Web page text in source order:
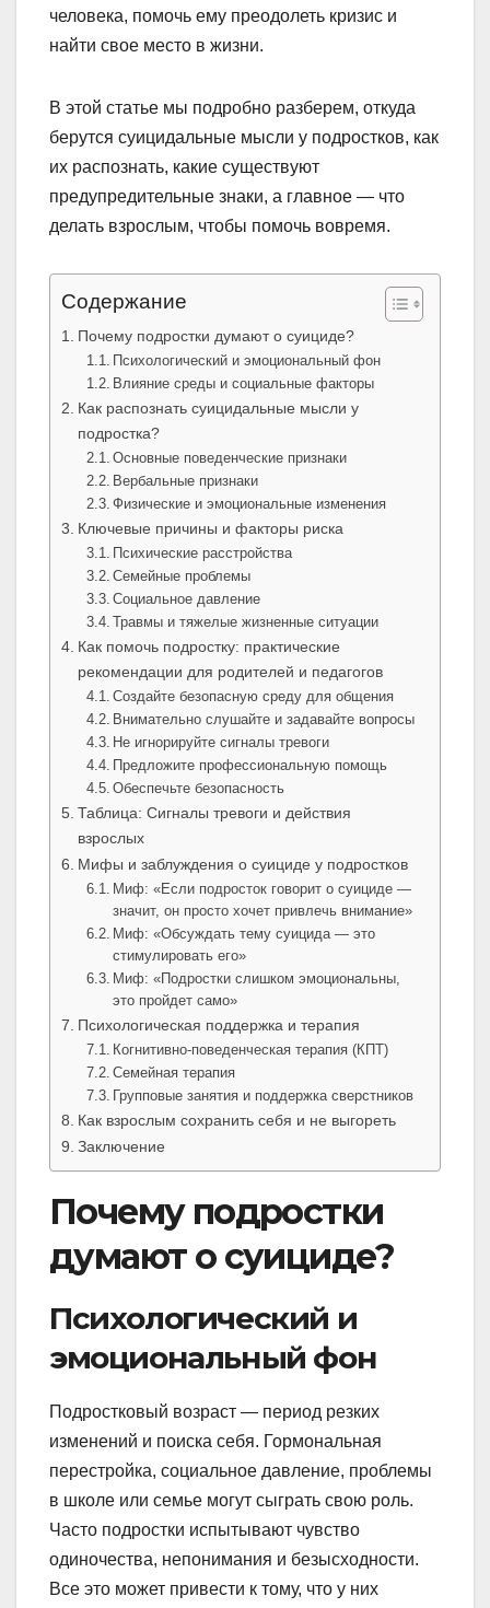
человека, помочь ему преодолеть кризис и
найти свое место в жизни.
В этой статье мы подробно разберем, откуда
берутся суицидальные мысли у подростков, как
их распознать, какие существуют
предупредительные знаки, а главное — что
делать взрослым, чтобы помочь вовремя.
Содержание
Почему подростки думают о суициде?
Психологический и эмоциональный фон
Влияние среды и социальные факторы
Как распознать суицидальные мысли у
подростка?
Основные поведенческие признаки
Вербальные признаки
Физические и эмоциональные изменения
Ключевые причины и факторы риска
Психические расстройства
Семейные проблемы
Социальное давление
Травмы и тяжелые жизненные ситуации
Как помочь подростку: практические
рекомендации для родителей и педагогов
Создайте безопасную среду для общения
Внимательно слушайте и задавайте вопросы
Не игнорируйте сигналы тревоги
Предложите профессиональную помощь
Обеспечьте безопасность
Таблица: Сигналы тревоги и действия
взрослых
Мифы и заблуждения о суициде у подростков
Миф: «Если подросток говорит о суициде —
значит, он просто хочет привлечь внимание»
Миф: «Обсуждать тему суицида — это
стимулировать его»
Миф: «Подростки слишком эмоциональны,
это пройдет само»
Психологическая поддержка и терапия
Когнитивно-поведенческая терапия (КПТ)
Семейная терапия
Групповые занятия и поддержка сверстников
Как взрослым сохранить себя и не выгореть
Заключение
Почему подростки
думают о суициде?
Психологический и
эмоциональный фон
Подростковый возраст — период резких
изменений и поиска себя. Гормональная
перестройка, социальное давление, проблемы
в школе или семье могут сыграть свою роль.
Часто подростки испытывают чувство
одиночества, непонимания и безысходности.
Все это может привести к тому, что у них